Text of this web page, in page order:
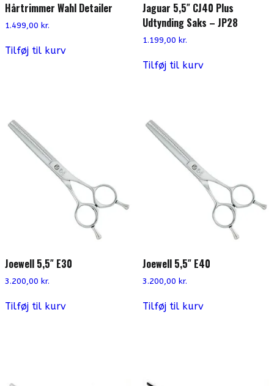
Hårtrimmer Wahl Detailer
1.499,00 kr.
Tilføj til kurv
Jaguar 5,5″ CJ40 Plus
Udtynding Saks – JP28
1.199,00 kr.
Tilføj til kurv
Joewell 5,5″ E30
3.200,00 kr.
Tilføj til kurv
Joewell 5,5″ E40
3.200,00 kr.
Tilføj til kurv